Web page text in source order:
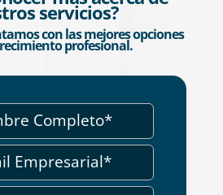
servicios?
con las mejores opciones
profesional.